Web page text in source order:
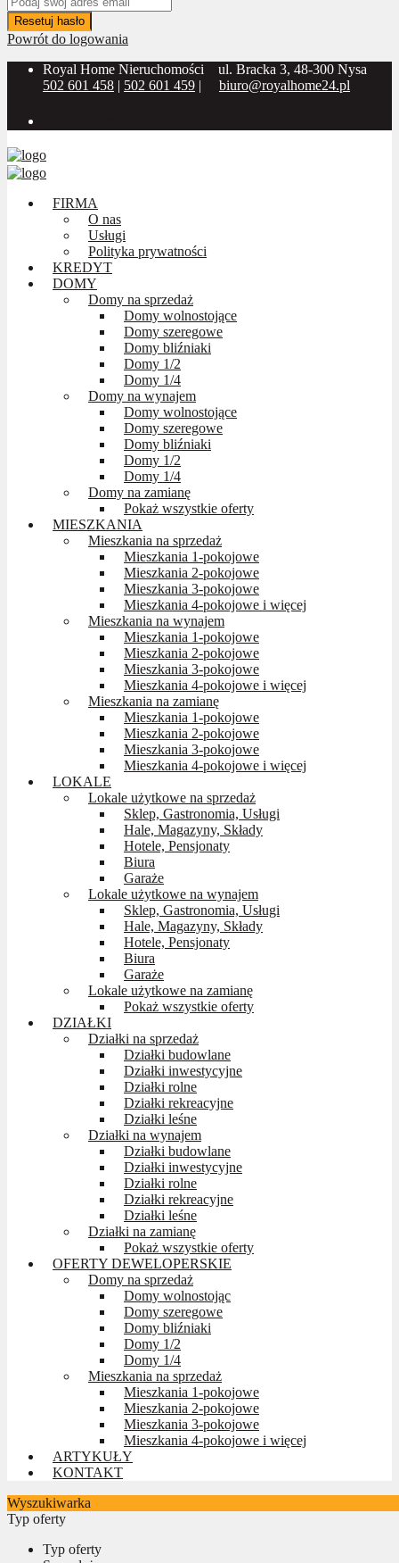
Resetuj hasło
Powrót do logowania
Royal Home Nieruchomości
ul. Bracka 3, 48-300 Nysa
502 601 458 | 502 601 459 | biuro@royalhome24.pl
FIRMA
O nas
Usługi
Polityka prywatności
KREDYT
DOMY
Domy na sprzedaż
Domy wolnostojące
Domy szeregowe
Domy bliźniaki
Domy 1/2
Domy 1/4
Domy na wynajem
Domy wolnostojące
Domy szeregowe
Domy bliźniaki
Domy 1/2
Domy 1/4
Domy na zamianę
Pokaż wszystkie oferty
MIESZKANIA
Mieszkania na sprzedaż
Mieszkania 1-pokojowe
Mieszkania 2-pokojowe
Mieszkania 3-pokojowe
Mieszkania 4-pokojowe i więcej
Mieszkania na wynajem
Mieszkania 1-pokojowe
Mieszkania 2-pokojowe
Mieszkania 3-pokojowe
Mieszkania 4-pokojowe i więcej
Mieszkania na zamianę
Mieszkania 1-pokojowe
Mieszkania 2-pokojowe
Mieszkania 3-pokojowe
Mieszkania 4-pokojowe i więcej
LOKALE
Lokale użytkowe na sprzedaż
Sklep, Gastronomia, Usługi
Hale, Magazyny, Składy
Hotele, Pensjonaty
Biura
Garaże
Lokale użytkowe na wynajem
Sklep, Gastronomia, Usługi
Hale, Magazyny, Składy
Hotele, Pensjonaty
Biura
Garaże
Lokale użytkowe na zamianę
Pokaż wszystkie oferty
DZIAŁKI
Działki na sprzedaż
Działki budowlane
Działki inwestycyjne
Działki rolne
Działki rekreacyjne
Działki leśne
Działki na wynajem
Działki budowlane
Działki inwestycyjne
Działki rolne
Działki rekreacyjne
Działki leśne
Działki na zamianę
Pokaż wszystkie oferty
OFERTY DEWELOPERSKIE
Domy na sprzedaż
Domy wolnostojąc
Domy szeregowe
Domy bliźniaki
Domy 1/2
Domy 1/4
Mieszkania na sprzedaż
Mieszkania 1-pokojowe
Mieszkania 2-pokojowe
Mieszkania 3-pokojowe
Mieszkania 4-pokojowe i więcej
ARTYKUŁY
KONTAKT
Wyszukiwarka
Typ oferty
Typ oferty